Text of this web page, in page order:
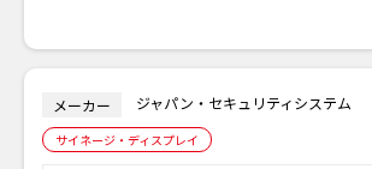
メーカー ジャパン・セキュリティシステム
サイネージ・ディスプレイ